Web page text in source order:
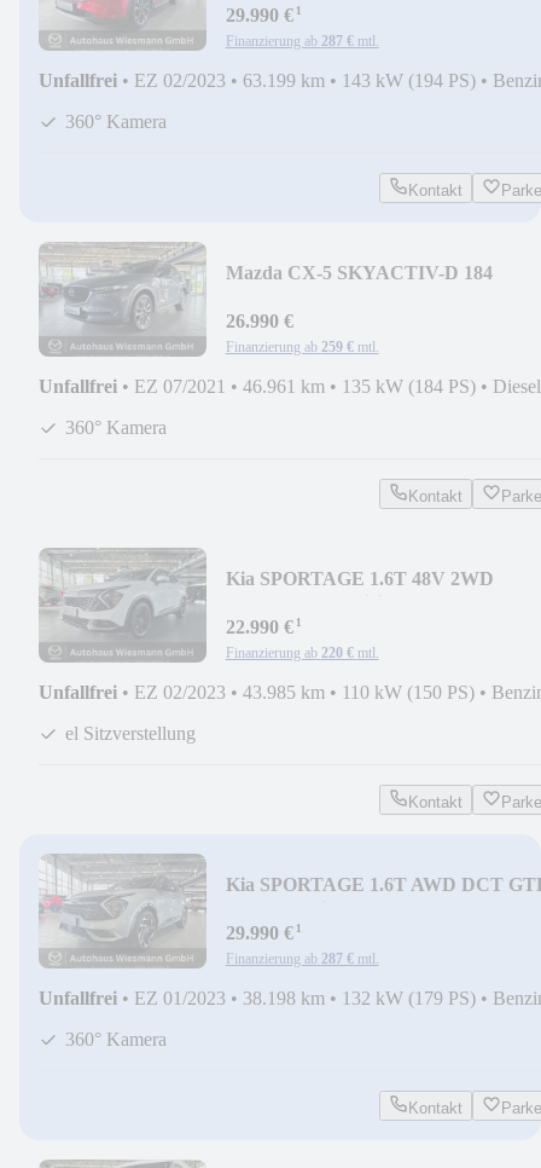
29.990 €¹
Finanzierung ab 287 € mtl.
Unfallfrei • EZ 02/2023 • 63.199 km • 143 kW (194 PS) •
360° Kamera
Kontakt
Mazda CX-5 SKYACTIV-D 184
26.990 €
Finanzierung ab 259 € mtl.
Unfallfrei • EZ 07/2021 • 46.961 km • 135 kW (184 PS) • Diesel
360° Kamera
Kontakt
Kia SPORTAGE 1.6T 48V 2WD
22.990 €¹
Finanzierung ab 220 € mtl.
Unfallfrei • EZ 02/2023 • 43.985 km • 110 kW (150 PS) •
el Sitzverstellung
Kontakt
Kia SPORTAGE 1.6T AWD DCT
29.990 €¹
Finanzierung ab 287 € mtl.
Unfallfrei • EZ 01/2023 • 38.198 km • 132 kW (179 PS) •
360° Kamera
Kontakt